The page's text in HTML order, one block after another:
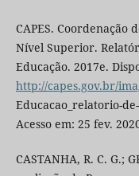
CAPES. Coordenação
Nível Superior.
Educação. 2017e.
http://capes.gov.br/
Educacao_relatorio-
Acesso em: 25 fev.
CASTANHA, R. C. G.;